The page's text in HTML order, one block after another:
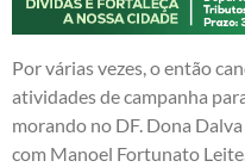
Por várias vezes, o então
atividades de campanha
morando no DF. Dona
com Manoel Fortunato